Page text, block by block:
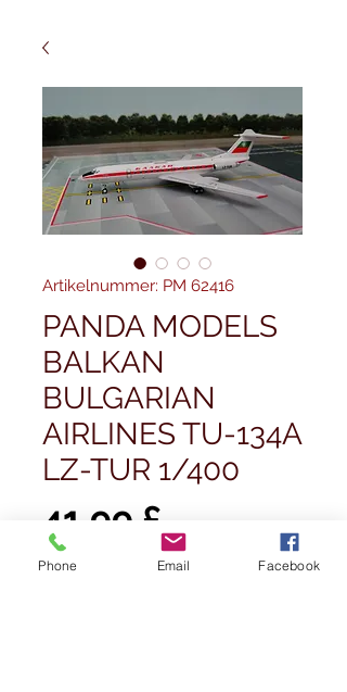
Artikelnummer: PM 62416
PANDA MODELS
BALKAN
BULGARIAN
AIRLINES TU-134A
LZ-TUR 1/400
41,99 £
Phone Email Facebook